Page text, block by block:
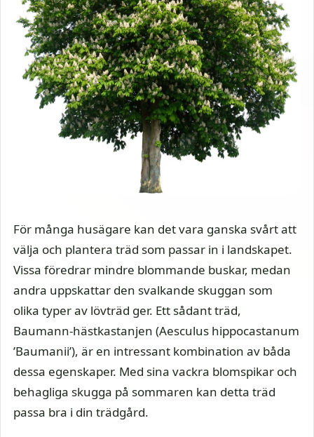
För många husägare kan det vara ganska svårt att
välja och plantera träd som passar in i landskapet.
Vissa föredrar mindre blommande buskar, medan
andra uppskattar den svalkande skuggan som
olika typer av lövträd ger. Ett sådant träd,
Baumann-hästkastanjen (Aesculus hippocastanum
’Baumanii’), är en intressant kombination av båda
dessa egenskaper. Med sina vackra blomspikar och
behagliga skugga på sommaren kan detta träd
passa bra i din trädgård.